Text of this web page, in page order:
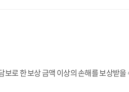
로 한 보상 금액 이상의 손해를 보상받을